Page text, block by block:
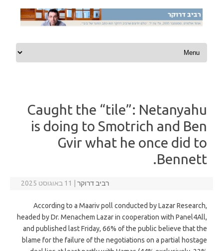
Skip to content
Caught the “tile”: Netanyahu
is doing to Smotrich and Ben
Gvir what he once did to
Bennett.
רביב דרוקר 11 באוגוסט 2025
According to a Maariv poll conducted by Lazar Research,
headed by Dr. Menachem Lazar in cooperation with Panel4All,
and published last Friday, 66% of the public believe that the
blame for the failure of the negotiations on a partial hostage